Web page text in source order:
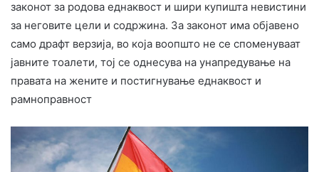
законот за родова еднаквост и шири купишта невистини
за неговите цели и содржина. За законот има објавено
само драфт верзија, во која воопшто не се споменуваат
јавните тоалети, тој се однесува на унапредување на
правата на жените и постигнување еднаквост и
рамноправност